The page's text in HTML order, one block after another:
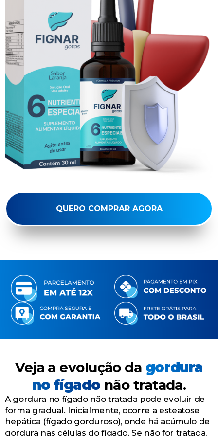
QUERO COMPRAR AGORA
Veja a evolução da gordura
no fígado não tratada.
A gordura no fígado não tratada pode evoluir de
forma gradual. Inicialmente, ocorre a esteatose
hepática (fígado gorduroso), onde há acúmulo de
gordura nas células do fígado. Se não for tratada,